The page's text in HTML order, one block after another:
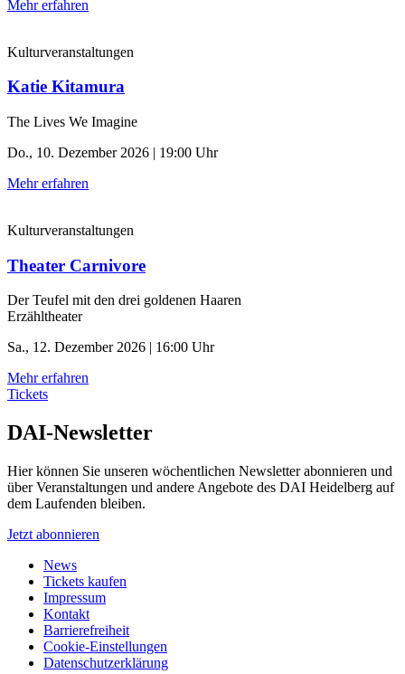
Mehr erfahren
Kulturveranstaltungen
Katie Kitamura
The Lives We Imagine
Do., 10. Dezember 2026 | 19:00 Uhr
Mehr erfahren
Kulturveranstaltungen
Theater Carnivore
Der Teufel mit den drei goldenen Haaren
Erzähltheater
Sa., 12. Dezember 2026 | 16:00 Uhr
Mehr erfahren
Tickets
DAI-Newsletter
Hier können Sie unseren wöchentlichen Newsletter abonnieren und
über Veranstaltungen und andere Angebote des DAI Heidelberg auf
dem Laufenden bleiben.
Jetzt abonnieren
News
Tickets kaufen
Impressum
Kontakt
Barrierefreiheit
Cookie-Einstellungen
Datenschutzerklärung